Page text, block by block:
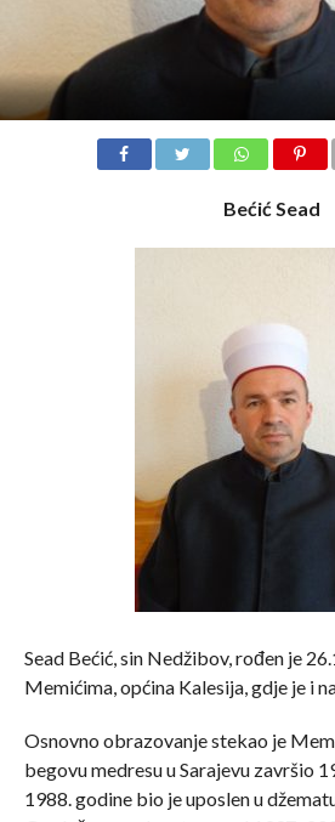
Bećić Sead
Sead Bećić, sin Nedžibov, rođen je
Memićima, općina Kalesija, gdje je i
Osnovno obrazovanje stekao je
begovu medresu u Sarajevu završio
1988. godine bio je uposlen u